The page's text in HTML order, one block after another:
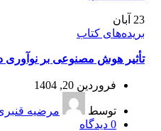
23 آبان
بریده‌های کتاب
تأثیر هوش مصنوعی بر نوآوری
فروردین 20, 1404
توسط
مرضیه
0 دیدگاه